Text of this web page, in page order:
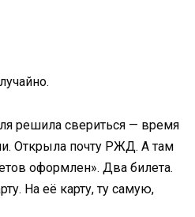
решила свериться — время
Открыла почту РЖД. А там
оформлен». Два билета.
На её карту, ту самую,